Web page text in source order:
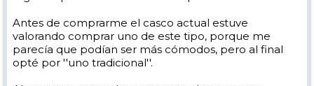
Antes de comprarme el casco actual estuve
valorando comprar uno de este tipo, porque me
parecía que podían ser más cómodos, pero al final
opté por ''uno tradicional''.